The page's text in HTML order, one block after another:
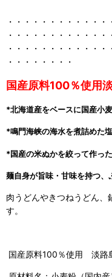
・・・・・・・・・・・
・・・・・・・・・・・
・・・・・・・・・・・
・・・・・・・・
国産原料100％使用
*北海道産をベースに国産小
*鳴門海峡の海水を煮詰めた塩
*国産の米ぬかを絞って作
麺自身が旨味・甘味を持つ
肉うどんやきつねうどん
す。
国産原料100％使用 淡路